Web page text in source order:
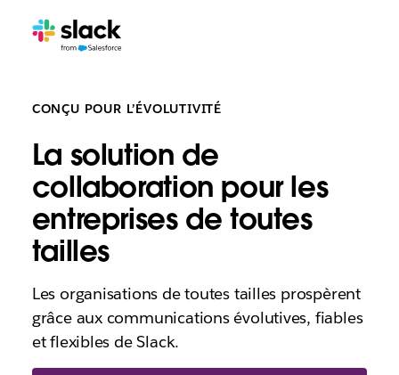
CONÇU POUR L’ÉVOLUTIVITÉ
La solution de
collaboration pour les
entreprises de toutes
tailles
Les organisations de toutes tailles prospèrent
grâce aux communications évolutives, fiables
et flexibles de Slack.